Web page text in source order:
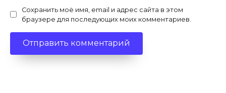
Сохранить моё имя, email и адрес сайта в этом
браузере для последующих моих комментариев.